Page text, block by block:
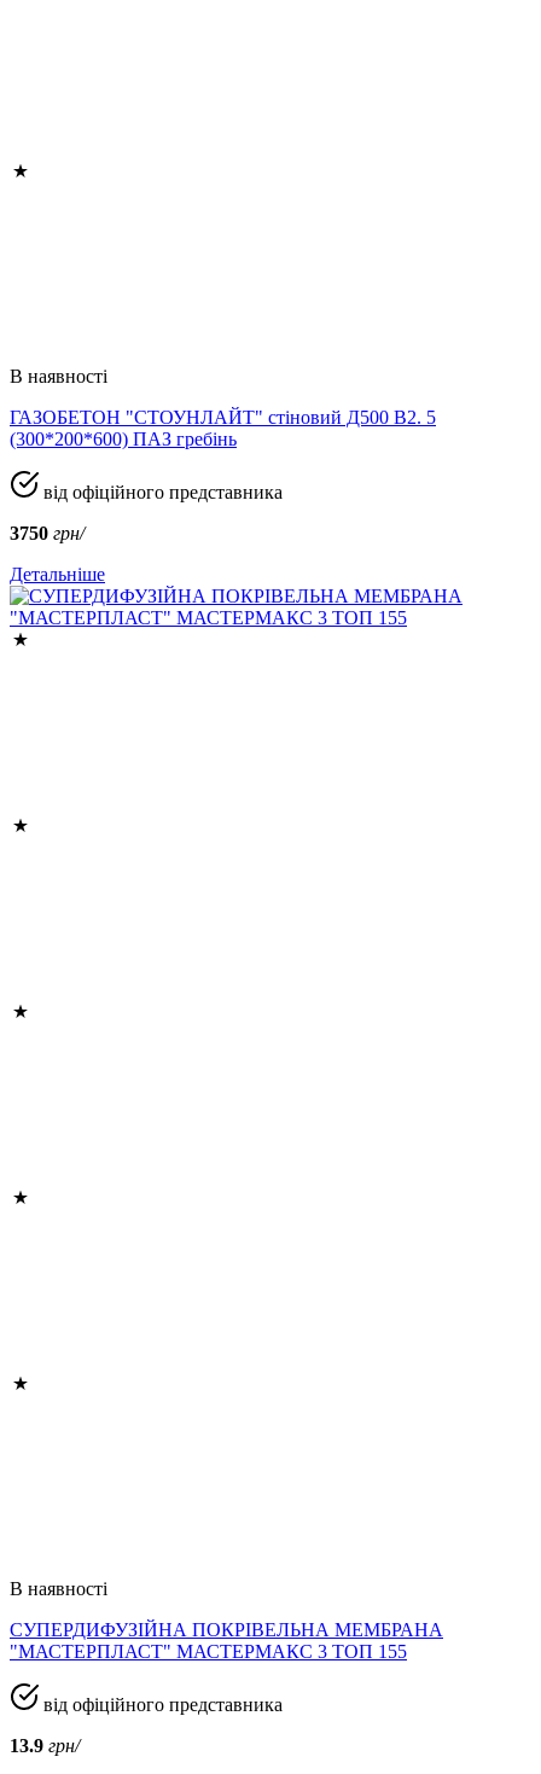
В наявності
ГАЗОБЕТОН "СТОУНЛАЙТ" стіновий Д500 В2. 5
(300*200*600) ПАЗ гребінь
від офіційного представника
3750 грн/
Детальніше
В наявності
СУПЕРДИФУЗІЙНА ПОКРІВЕЛЬНА МЕМБРАНА
"МАСТЕРПЛАСТ" МАСТЕРМАКС 3 ТОП 155
від офіційного представника
13.9 грн/